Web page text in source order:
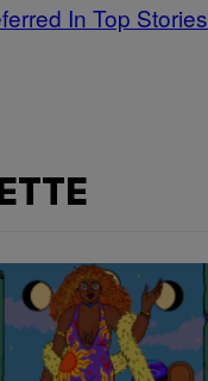
In Top Stories